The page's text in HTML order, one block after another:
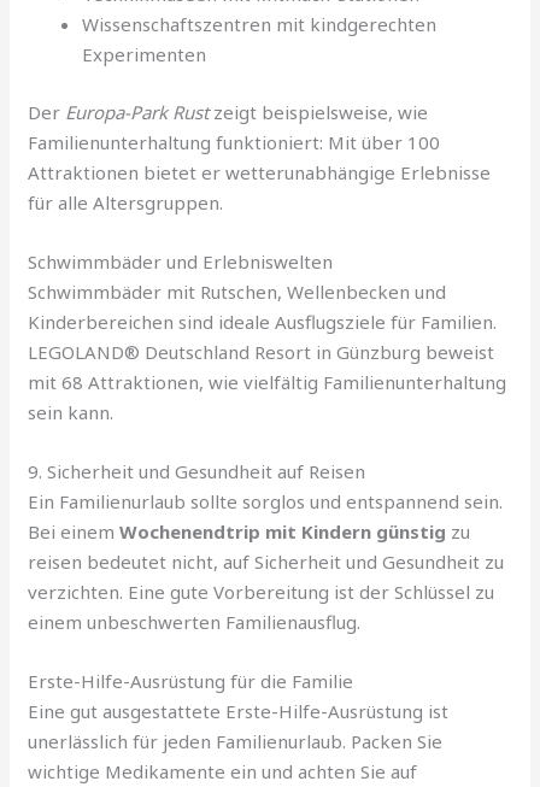
Wissenschaftszentren mit kindgerechten
Experimenten
Der Europa-Park Rustzeigt beispielsweise, wie
Familienunterhaltung funktioniert: Mit über 100
Attraktionen bietet er wetterunabhängige Erlebnisse
für alle Altersgruppen.
Schwimmbäder und Erlebniswelten
Schwimmbäder mit Rutschen, Wellenbecken und
Kinderbereichen sind ideale Ausflugsziele für Familien.
LEGOLAND® Deutschland Resort in Günzburg beweist
mit 68 Attraktionen, wie vielfältig Familienunterhaltung
sein kann.
9. Sicherheit und Gesundheit auf Reisen
Ein Familienurlaub sollte sorglos und entspannend sein.
Bei einemWochenendtrip mit Kindern günstig zu
reisen bedeutet nicht, auf Sicherheit und Gesundheit zu
verzichten. Eine gute Vorbereitung ist der Schlüssel zu
einem unbeschwerten Familienausflug.
Erste-Hilfe-Ausrüstung für die Familie
Eine gut ausgestattete Erste-Hilfe-Ausrüstung ist
unerlässlich für jeden Familienurlaub. Packen Sie
wichtige Medikamente ein und achten Sie auf